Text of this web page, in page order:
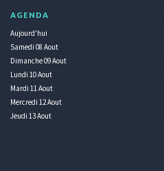
AGENDA
Aujourd'hui
Samedi 08 Aout
Dimanche 09 Aout
Lundi 10 Aout
Mardi 11 Aout
Mercredi 12 Aout
Jeudi 13 Aout